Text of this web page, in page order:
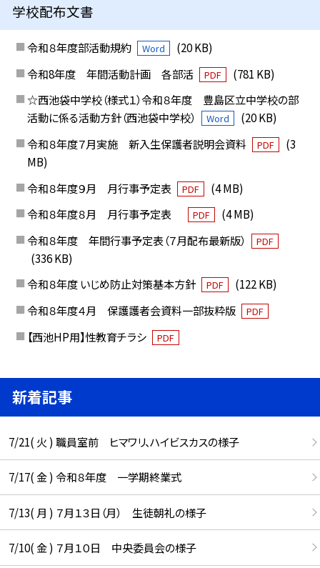
学校配布文書
令和８年度部活動規約 Word
(20 KB)
令和8年度 年間活動計画 各部活
PDF
(781 KB)
☆西池袋中学校（様式１）令和８年度 豊島区立中学校の部
活動に係る活動方針（西池袋中学校）
Word
(20 KB)
令和８年度７月実施 新入生保護者説明会資料
PDF
(3
MB)
令和８年度９月 月行事予定表
PDF
(4 MB)
令和８年度８月 月行事予定表
PDF
(4 MB)
令和８年度 年間行事予定表（７月配布最新版）
PDF
(336 KB)
令和８年度 いじめ防止対策基本方針
PDF
(122 KB)
令和８年度４月 保護護者会資料一部抜粋版
PDF
【西池HP用】性教育チラシ PDF
新着記事
7/21( 火 ) 職員室前 ヒマワリ、ハイビスカスの様子
7/17( 金 ) 令和８年度 一学期終業式
7/13( 月 ) ７月１３日（月） 生徒朝礼の様子
7/10( 金 ) ７月１０日 中央委員会の様子